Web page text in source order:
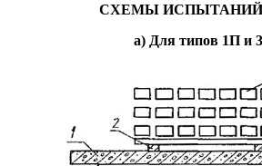
СХЕМЫ
а) Для типов 1П и